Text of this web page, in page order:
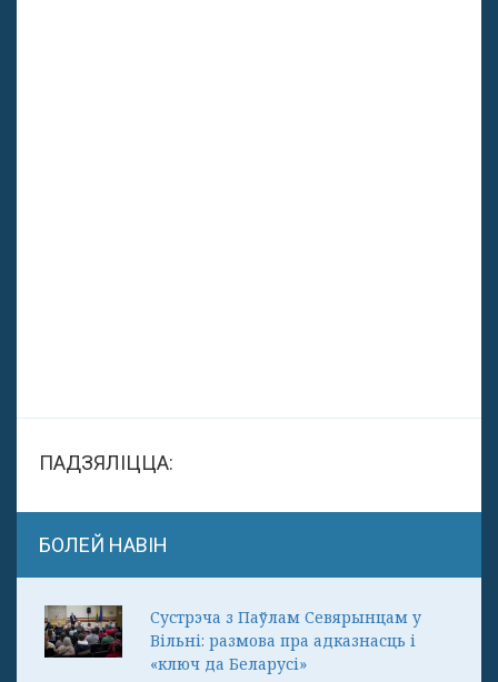
ПАДЗЯЛІЦЦА:
БОЛЕЙ НАВІН
Сустрэча з Паўлам Севярынцам у
Вільні: размова пра адказнасць і
«ключ да Беларусі»